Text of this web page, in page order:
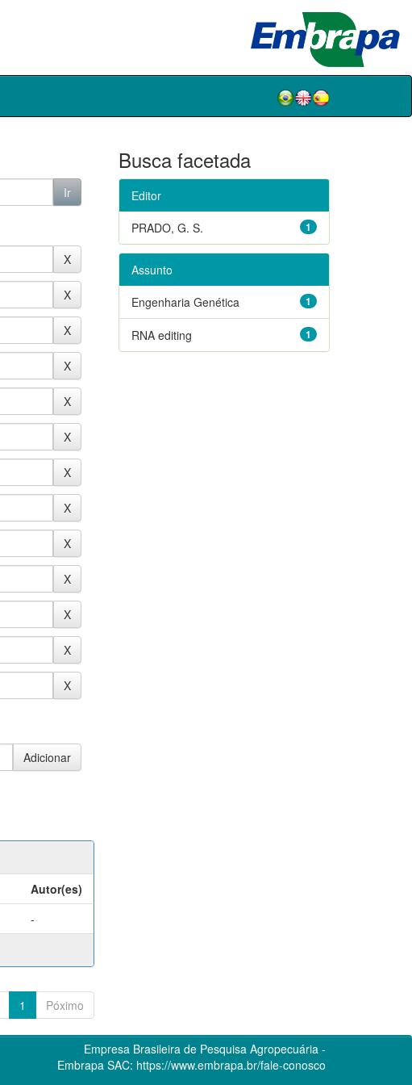
Autor(es)
-
1 Póximo
Busca facetada
Editor
1
PRADO, G. S.
Assunto
1
Engenharia Genética
1
RNA editing
Empresa Brasileira de Pesquisa Agropecuária -
Embrapa SAC: https://www.embrapa.br/fale-conosco